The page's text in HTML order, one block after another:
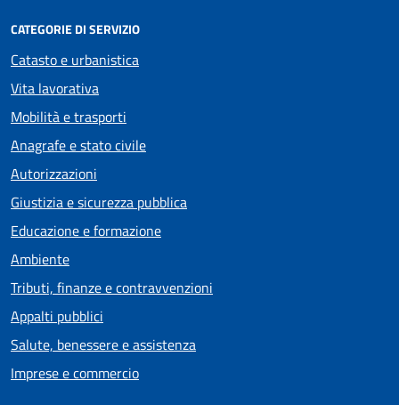
CATEGORIE DI SERVIZIO
Catasto e urbanistica
Vita lavorativa
Mobilità e trasporti
Anagrafe e stato civile
Autorizzazioni
Giustizia e sicurezza pubblica
Educazione e formazione
Ambiente
Tributi, finanze e contravvenzioni
Appalti pubblici
Salute, benessere e assistenza
Imprese e commercio